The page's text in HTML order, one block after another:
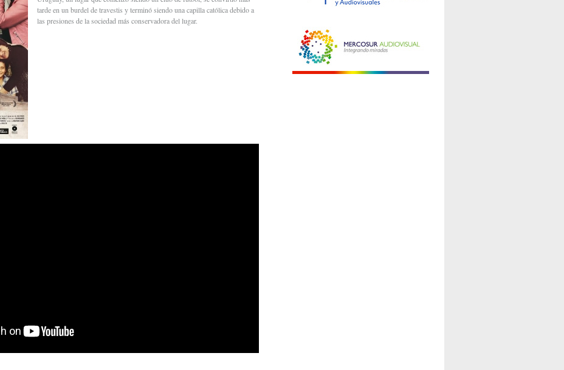
tarde en un burdel de travestis y terminó siendo una capilla católica debido a
las presiones de la sociedad más conservadora del lugar.